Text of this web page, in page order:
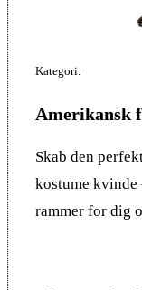
Kategori:
Amerikansk
Skab den
kostume
rammer for dig